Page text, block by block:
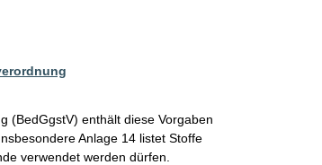
(BedGgstV) enthält diese Vorgaben
Anlage 14 listet Stoffe
verwendet werden dürfen.